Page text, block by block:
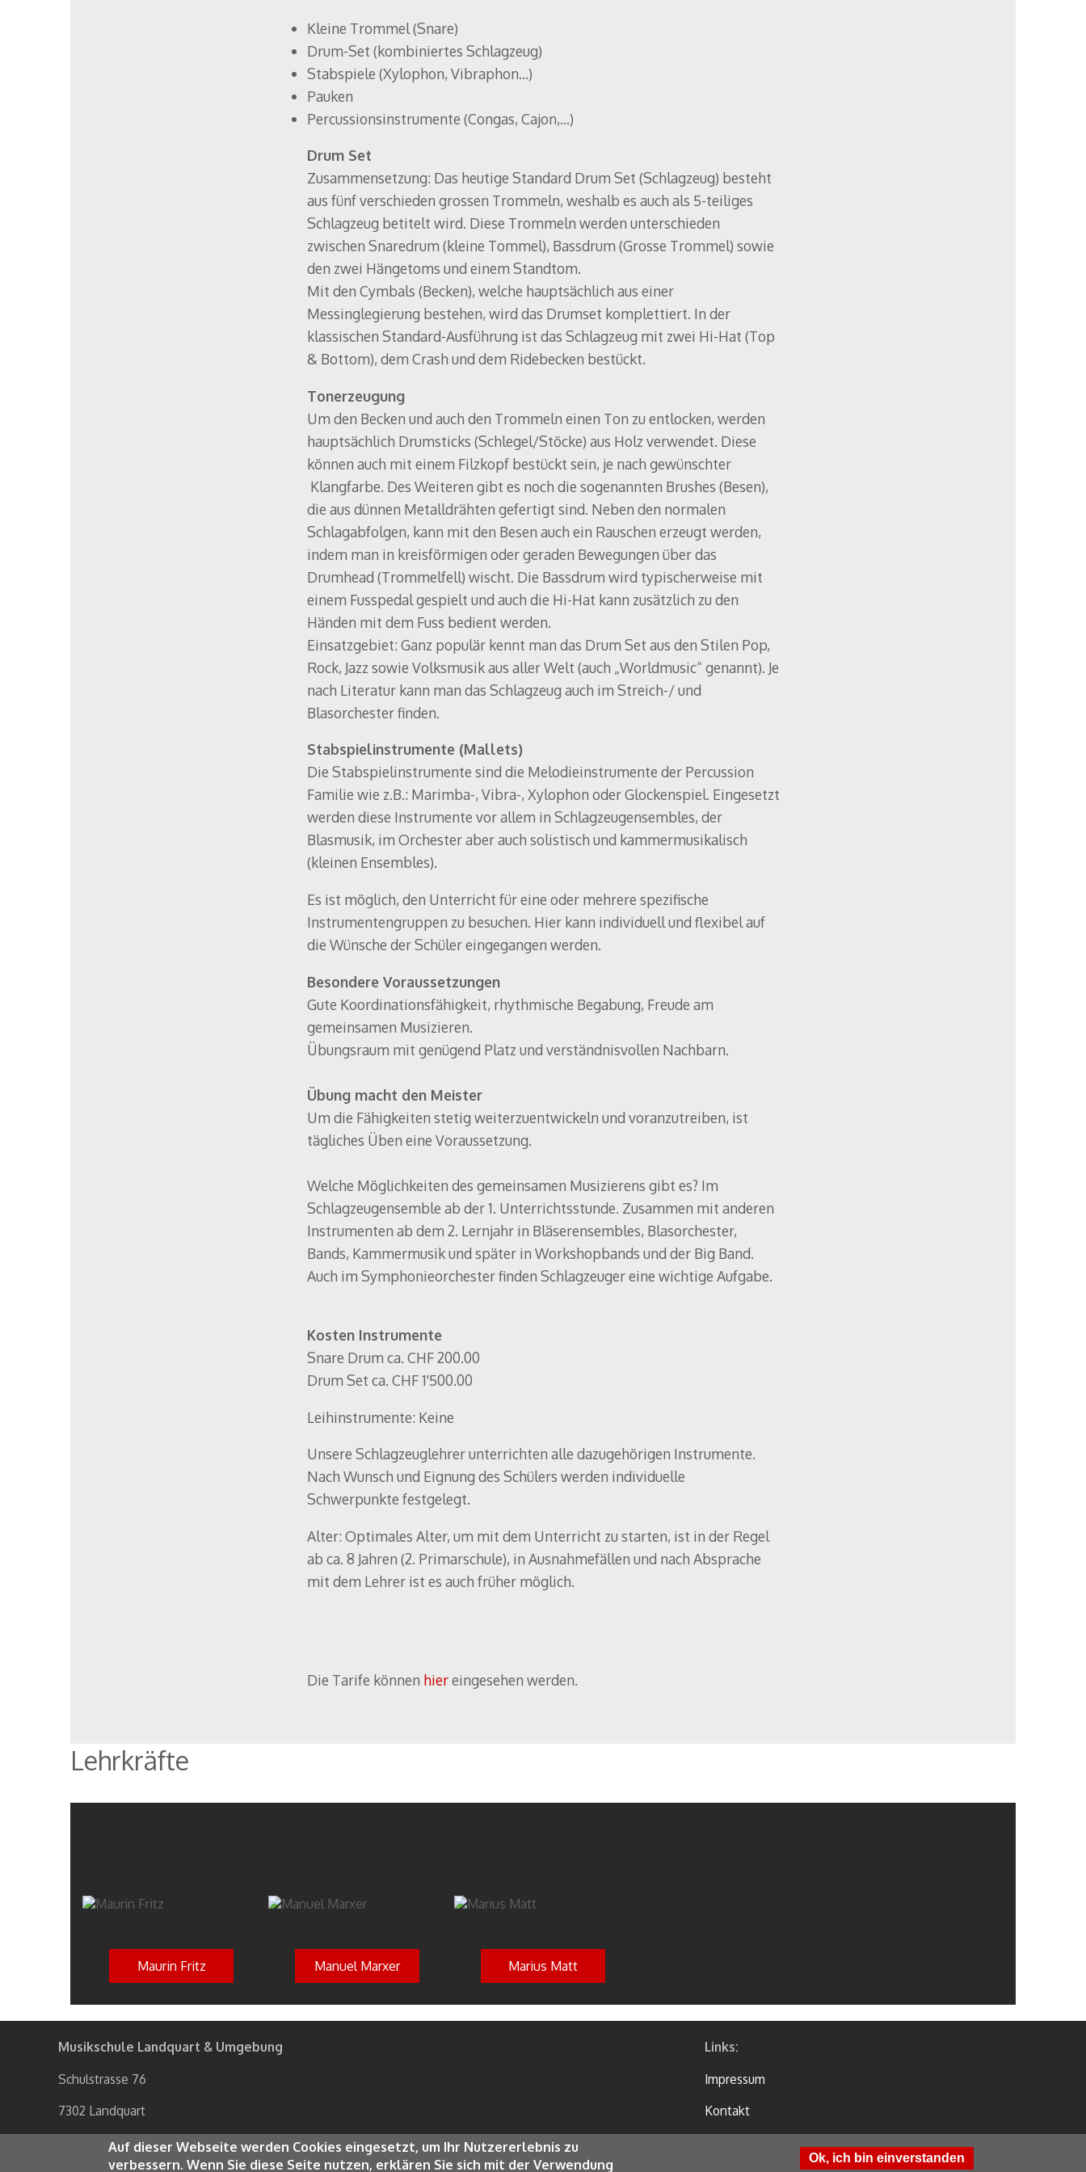
Kleine Trommel (Snare)
Drum-Set (kombiniertes Schlagzeug)
Stabspiele (Xylophon, Vibraphon...)
Pauken
Percussionsinstrumente (Congas, Cajon,...)
Drum Set
Zusammensetzung: Das heutige Standard Drum Set (Schlagzeug) besteht
aus fünf verschieden grossen Trommeln, weshalb es auch als 5-teiliges
Schlagzeug betitelt wird. Diese Trommeln werden unterschieden
zwischen Snaredrum (kleine Tommel), Bassdrum (Grosse Trommel) sowie
den zwei Hängetoms und einem Standtom.
Mit den Cymbals (Becken), welche hauptsächlich aus einer
Messinglegierung bestehen, wird das Drumset komplettiert. In der
klassischen Standard-Ausführung ist das Schlagzeug mit zwei Hi-Hat (Top
& Bottom), dem Crash und dem Ridebecken bestückt.
Tonerzeugung
Um den Becken und auch den Trommeln einen Ton zu entlocken, werden
hauptsächlich Drumsticks (Schlegel/Stöcke) aus Holz verwendet. Diese
können auch mit einem Filzkopf bestückt sein, je nach gewünschter
Klangfarbe. Des Weiteren gibt es noch die sogenannten Brushes (Besen),
die aus dünnen Metalldrähten gefertigt sind. Neben den normalen
Schlagabfolgen, kann mit den Besen auch ein Rauschen erzeugt werden,
indem man in kreisförmigen oder geraden Bewegungen über das
Drumhead (Trommelfell) wischt. Die Bassdrum wird typischerweise mit
einem Fusspedal gespielt und auch die Hi-Hat kann zusätzlich zu den
Händen mit dem Fuss bedient werden.
Einsatzgebiet: Ganz populär kennt man das Drum Set aus den Stilen Pop,
Rock, Jazz sowie Volksmusik aus aller Welt (auch „Worldmusic“ genannt). Je
nach Literatur kann man das Schlagzeug auch im Streich-/ und
Blasorchester finden.
Stabspielinstrumente (Mallets)
Die Stabspielinstrumente sind die Melodieinstrumente der Percussion
Familie wie z.B.: Marimba-, Vibra-, Xylophon oder Glockenspiel. Eingesetzt
werden diese Instrumente vor allem in Schlagzeugensembles, der
Blasmusik, im Orchester aber auch solistisch und kammermusikalisch
(kleinen Ensembles).
Es ist möglich, den Unterricht für eine oder mehrere spezifische
Instrumentengruppen zu besuchen. Hier kann individuell und flexibel auf
die Wünsche der Schüler eingegangen werden.
Besondere Voraussetzungen
Gute Koordinationsfähigkeit, rhythmische Begabung, Freude am
gemeinsamen Musizieren.
Übungsraum mit genügend Platz und verständnisvollen Nachbarn.
Übung macht den Meister
Um die Fähigkeiten stetig weiterzuentwickeln und voranzutreiben, ist
tägliches Üben eine Voraussetzung.
Welche Möglichkeiten des gemeinsamen Musizierens gibt es? Im
Schlagzeugensemble ab der 1. Unterrichtsstunde. Zusammen mit anderen
Instrumenten ab dem 2. Lernjahr in Bläserensembles, Blasorchester,
Bands, Kammermusik und später in Workshopbands und der Big Band.
Auch im Symphonieorchester finden Schlagzeuger eine wichtige Aufgabe.
Kosten Instrumente
Snare Drum ca. CHF 200.00
Drum Set ca. CHF 1'500.00
Leihinstrumente: Keine
Unsere Schlagzeuglehrer unterrichten alle dazugehörigen Instrumente.
Nach Wunsch und Eignung des Schülers werden individuelle
Schwerpunkte festgelegt.
Alter: Optimales Alter, um mit dem Unterricht zu starten, ist in der Regel
ab ca. 8 Jahren (2. Primarschule), in Ausnahmefällen und nach Absprache
mit dem Lehrer ist es auch früher möglich.
Die Tarife können hiereingesehen werden.
Lehrkräfte
Maurin Fritz
Marimbaphon
Schlagzeugensemble
Manuel Marxer Marius Matt
Musikschule Landquart & Umgebung
Schulstrasse 76
7302 Landquart
081 322 59 30
Links:
Impressum
Kontakt
Auf dieser Webseite werden Cookies eingesetzt, um Ihr Nutzererlebnis zu
verbessern. Wenn Sie diese Seite nutzen, erklären Sie sich mit der Verwendung
Ok, ich bin einverstanden